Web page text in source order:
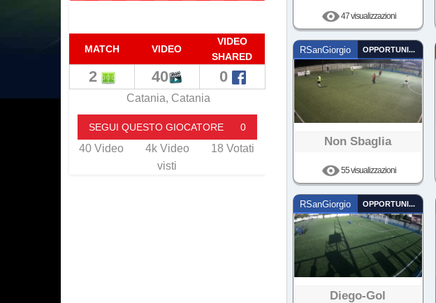
MATCH VIDEO
VIDEO
SHARED
2 40 0
Catania, Catania
SEGUI QUESTO GIOCATORE 0
40 Video 4k Video
visti
18 Votati
47 visualizzazioni
RSanGiorgio OPPORTUNISTA
Non Sbaglia
55 visualizzazioni
RSanGiorgio OPPORTUNISTA
Diego-Gol